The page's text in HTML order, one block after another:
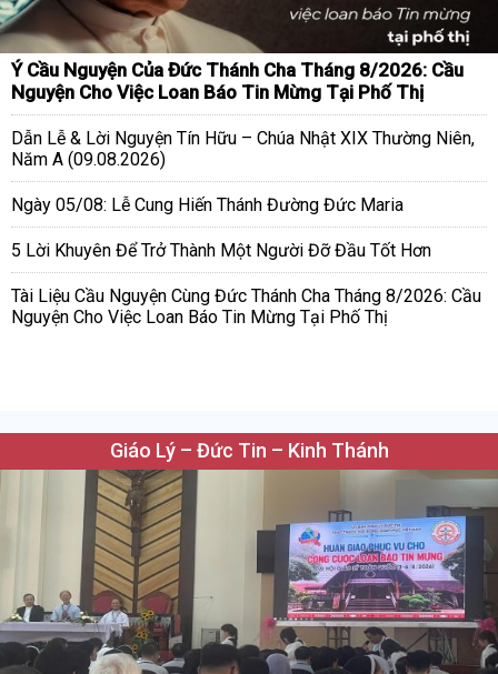
Ý Cầu Nguyện Của Đức Thánh Cha Tháng 8/2026: Cầu
Nguyện Cho Việc Loan Báo Tin Mừng Tại Phố Thị
Dẫn Lễ & Lời Nguyện Tín Hữu – Chúa Nhật XIX Thường Niên,
Năm A (09.08.2026)
Ngày 05/08: Lễ Cung Hiến Thánh Đường Đức Maria
5 Lời Khuyên Để Trở Thành Một Người Đỡ Đầu Tốt Hơn
Tài Liệu Cầu Nguyện Cùng Đức Thánh Cha Tháng 8/2026: Cầu
Nguyện Cho Việc Loan Báo Tin Mừng Tại Phố Thị
Giáo Lý – Đức Tin – Kinh Thánh